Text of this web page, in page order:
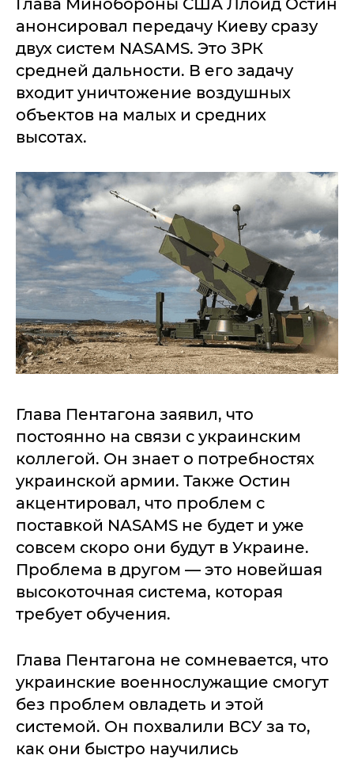
Глава Минобороны США Ллойд Остин
анонсировал передачу Киеву сразу
двух систем NASAMS. Это ЗРК
средней дальности. В его задачу
входит уничтожение воздушных
объектов на малых и средних
высотах.
Глава Пентагона заявил, что
постоянно на связи с украинским
коллегой. Он знает о потребностях
украинской армии. Также Остин
акцентировал, что проблем с
поставкой NASAMS не будет и уже
совсем скоро они будут в Украине.
Проблема в другом — это новейшая
высокоточная система, которая
требует обучения.
Глава Пентагона не сомневается, что
украинские военнослужащие смогут
без проблем овладеть и этой
системой. Он похвалили ВСУ за то,
как они быстро научились